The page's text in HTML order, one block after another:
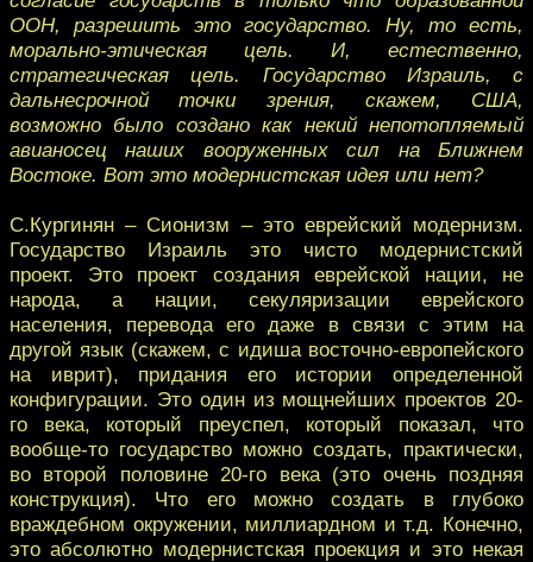
ООН, разрешить это государство. Ну, то есть,
морально-этическая цель. И, естественно,
стратегическая цель. Государство Израиль, с
дальнесрочной точки зрения, скажем, США,
возможно было создано как некий непотопляемый
авианосец наших вооруженных сил на Ближнем
Востоке. Вот это модернистская идея или нет?
С.Кургинян – Сионизм – это еврейский модернизм.
Государство Израиль это чисто модернистский
проект. Это проект создания еврейской нации, не
народа, а нации, секуляризации еврейского
населения, перевода его даже в связи с этим на
другой язык (скажем, с идиша восточно-европейского
на иврит), придания его истории определенной
конфигурации. Это один из мощнейших проектов 20-
го века, который преуспел, который показал, что
вообще-то государство можно создать, практически,
во второй половине 20-го века (это очень поздняя
конструкция). Что его можно создать в глубоко
враждебном окружении, миллиардном и т.д. Конечно,
это абсолютно модернистская проекция и это некая